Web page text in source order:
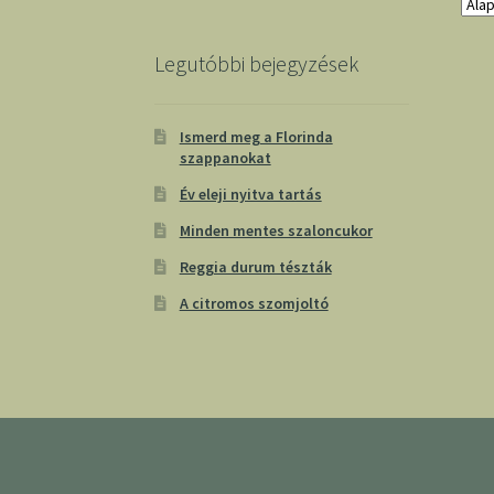
Legutóbbi bejegyzések
Ismerd meg a Florinda
szappanokat
Év eleji nyitva tartás
Minden mentes szaloncukor
Reggia durum tészták
A citromos szomjoltó